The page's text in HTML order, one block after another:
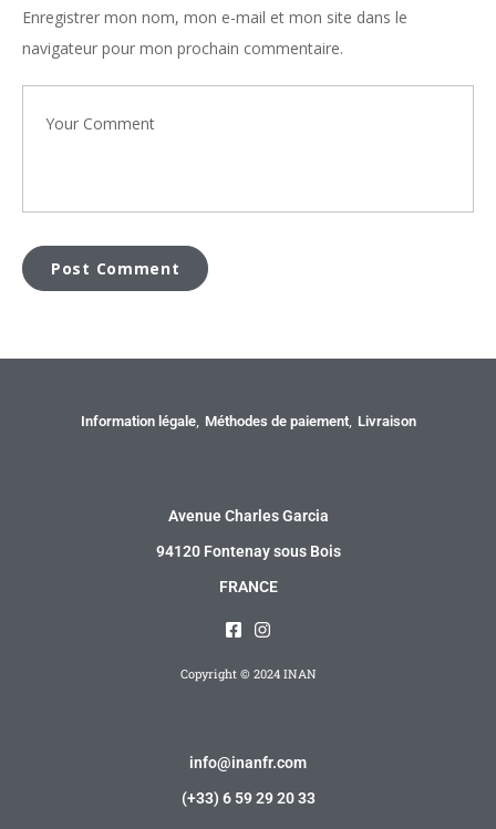
Enregistrer mon nom, mon e-mail et mon site dans le
navigateur pour mon prochain commentaire.
Information légale Méthodes de paiement Livraison
Avenue Charles Garcia
94120 Fontenay sous Bois
FRANCE
Copyright © 2024 INAN
info@inanfr.com
(+33) 6 59 29 20 33